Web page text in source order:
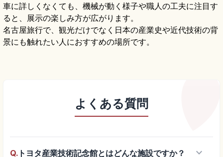
車に詳しくなくても、機械が動く様子や職人の工夫に注目す
ると、展示の楽しみ方が広がります。
名古屋旅行で、観光だけでなく日本の産業史や近代技術の背
景にも触れたい人におすすめの場所です。
よくある質問
Q.トヨタ産業技術記念館とはどんな施設ですか？ keyboard_arrow_down